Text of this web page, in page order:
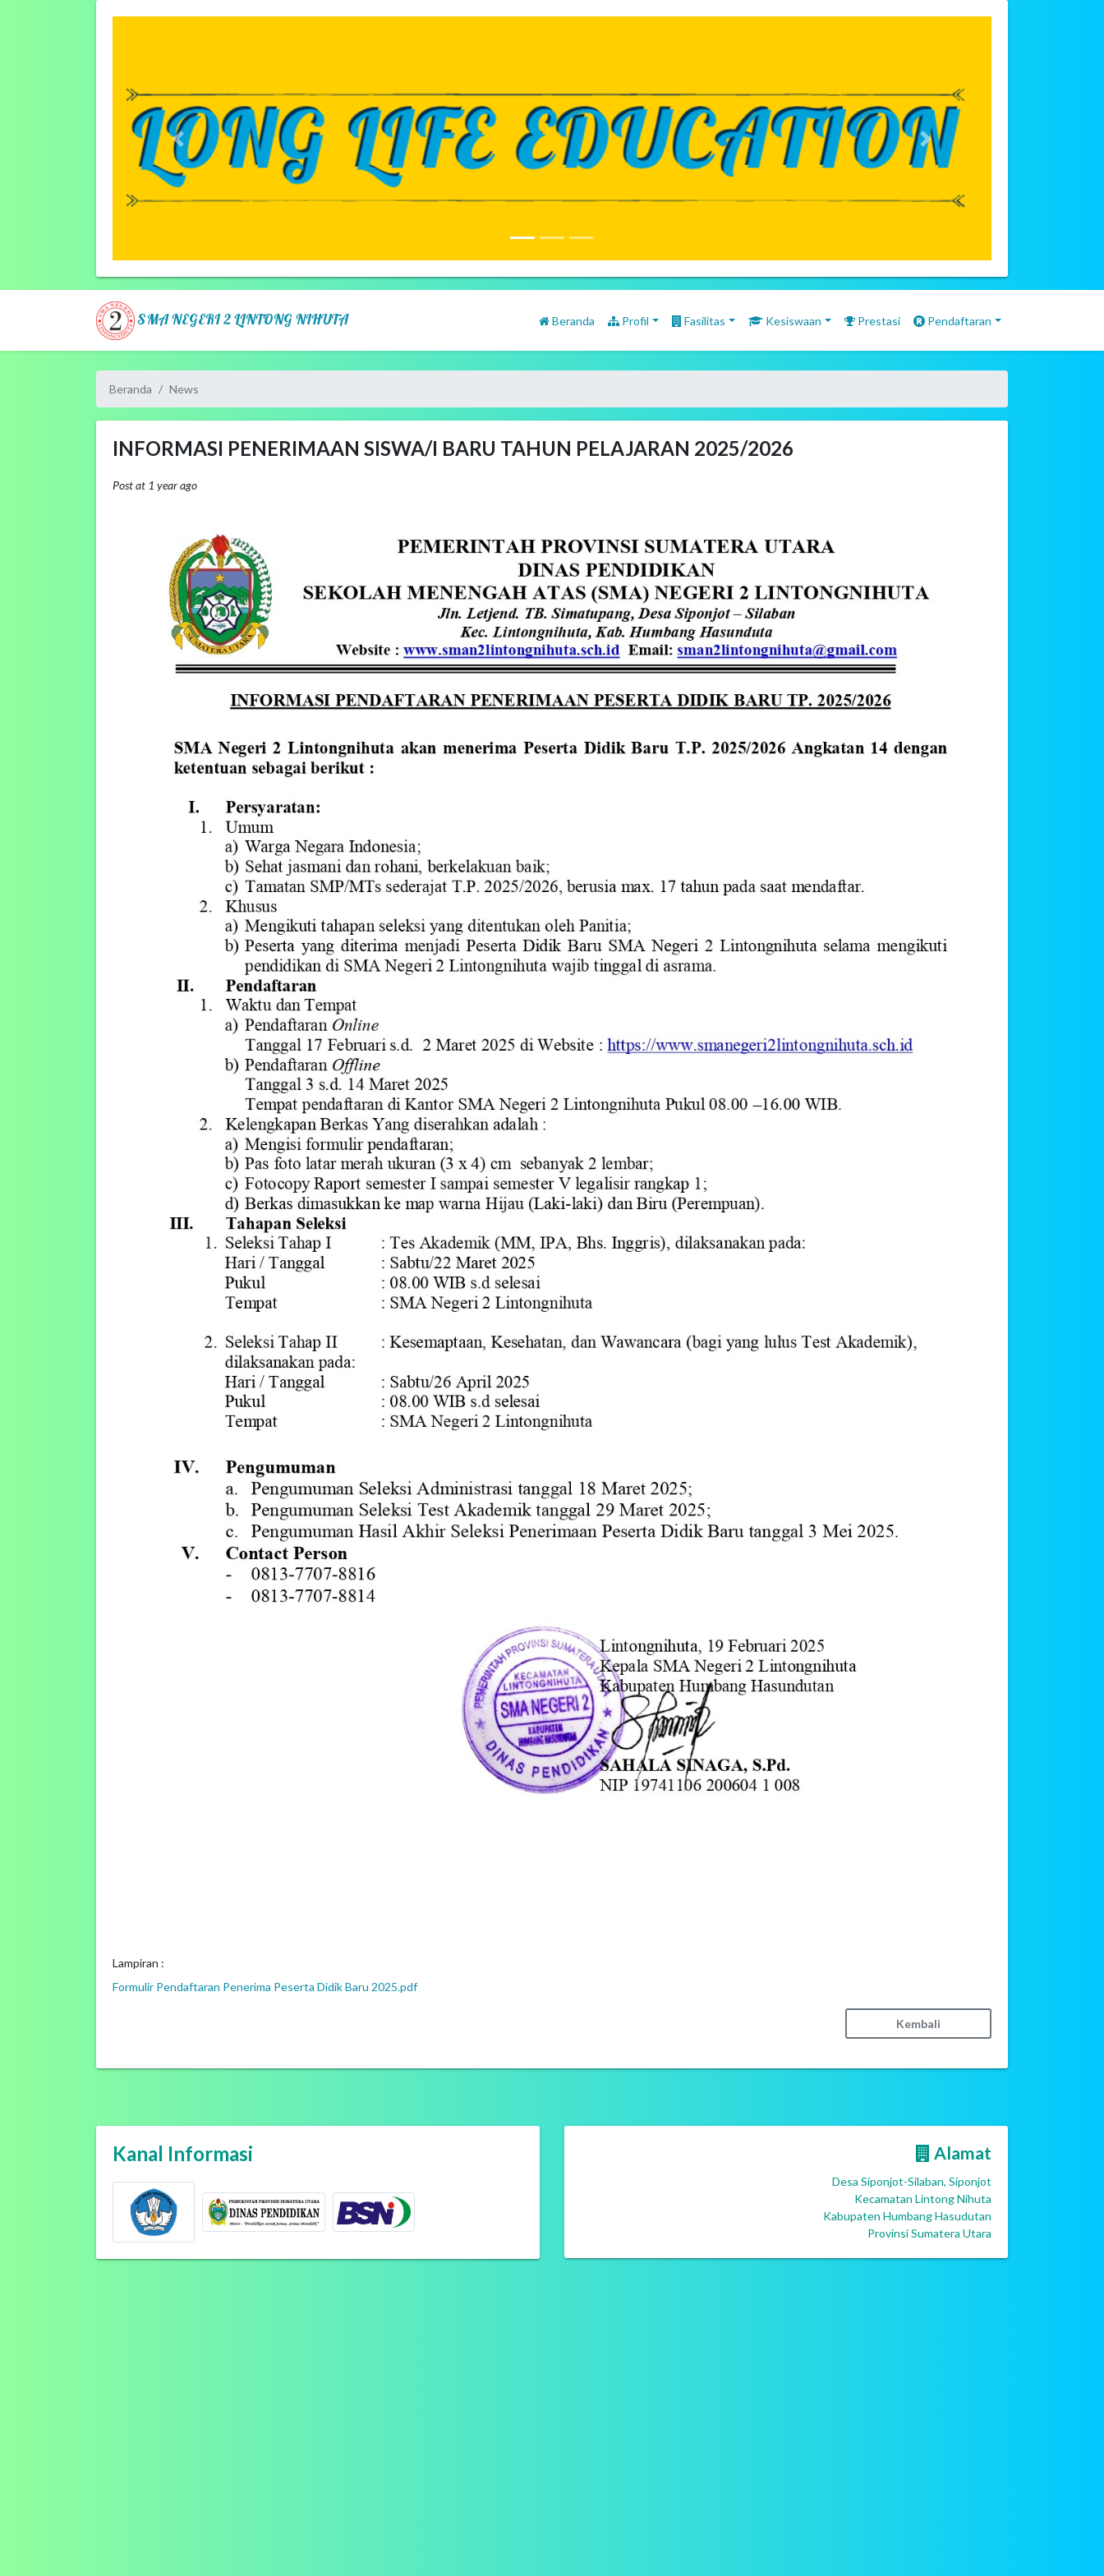
Previous Next
SMA NEGERI 2 LINTONG NIHUTA Beranda Profil Fasilitas Kesiswaan Prestasi Pendaftaran
Beranda News
INFORMASI PENERIMAAN SISWA/I BARU TAHUN PELAJARAN 2025/2026
Post at 1 year ago
Lampiran :
Formulir Pendaftaran Penerima Peserta Didik Baru 2025.pdf
Kembali
Kanal Informasi Alamat
Desa Siponjot-Silaban, Siponjot
Kecamatan Lintong Nihuta
Kabupaten Humbang Hasudutan
Provinsi Sumatera Utara